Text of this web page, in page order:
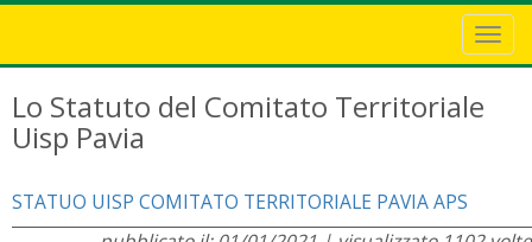
Lo Statuto del Comitato Territoriale
Uisp Pavia
STATUO UISP COMITATO TERRITORIALE PAVIA APS